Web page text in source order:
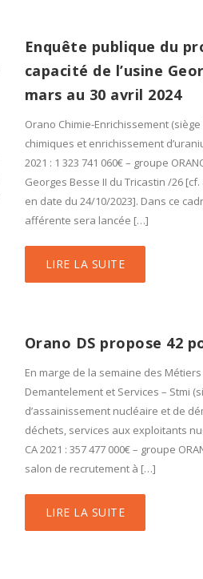
Enquête publique du
capacité de l’usine
mars au 30 avril 2024
Orano Chimie-Enrichissement
chimiques et enrichissement
2021 : 1 323 741 060€ – groupe
Georges Besse II du Tricastin /26
en date du 24/10/2023]. Dans ce
afférente sera lancée […]
LIRE LA SUITE
Orano DS propose 42
En marge de la semaine des
Demantelement et Services – Stmi
d’assainissement nucléaire et de
déchets, services aux exploitants
CA 2021 : 357 477 000€ – groupe
salon de recrutement à […]
LIRE LA SUITE